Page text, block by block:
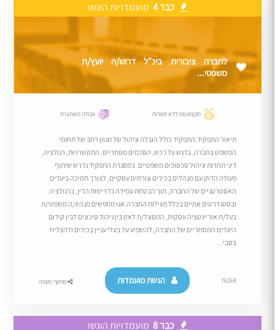
כבר 4 מועמדויות הוגשו
לחברה ציבורית בינ"ל דרוש/ה יועץ/ת
משפטי...
מקצוענות ללא פשרות עבודה מאתגרת
תיאור התפקיד:התפקיד כולל הובלה וניהול של מגוון רחב של תחומי
המשפט בחברה, בדגש על רכש, הסכמים מסחריים, התקשרויות, רגולציה,
דיני תחרות וניהול סכסוכים משפטיים. במסגרת התפקיד נדרש שיתוף
פעולה הדוק עם מנהלים בכירים וגורמים עסקיים, לצורך תמיכה ביעדים
האסטרטגיים של החברה, תוך הבטחת עמידה בדרישות הדין, ברגולציה
ובסטנדרטים אתיים בכלל פעילות החברה.אנו מחפשים מנהיג/ה משפטי/ת
בעל/ת אוריינטציה עסקית, המסוגל/ת לאזן בין ניהול סיכונים לבין קידום
היעדים המסחריים של החברה, להשפיע על בעלי עניין בכירים ולהצליח
בסבי...
76264 הגשת מועמדות שיתוף משרה
כבר 8 מועמדויות הוגשו